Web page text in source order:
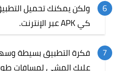
ولكن يمكنك تحميل
كي APK عبر الإنترنت.
فكرة التطبيق بسيطة
عليك المشي لمسافات